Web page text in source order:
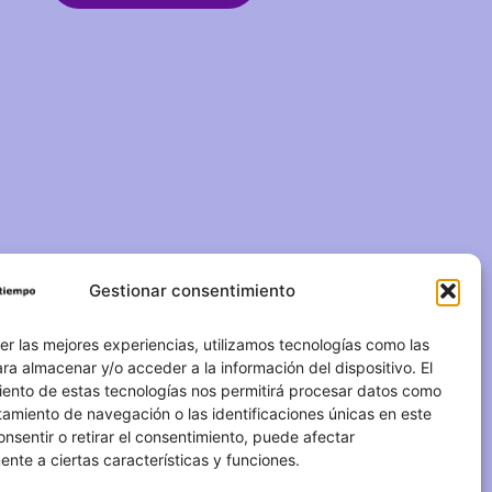
Gestionar consentimiento
las mejores experiencias, utilizamos tecnologías como las
almacenar y/o acceder a la información del dispositivo. El
de estas tecnologías nos permitirá procesar datos como
de navegación o las identificaciones únicas en este
o retirar el consentimiento, puede afectar
a ciertas características y funciones.
2 – 1ºA 28012 – Madrid
(+34) 623 183 283
info@otrotiempo.org